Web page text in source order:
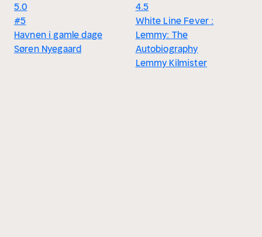
5.0
#5
Havnen i gamle dage
Søren Nyegaard
4.5
White Line Fever :
Lemmy: The
Autobiography
Lemmy Kilmister